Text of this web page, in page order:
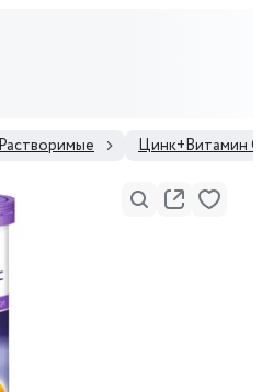
Растворимые Цинк+Витамин С